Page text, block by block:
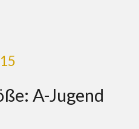
A-Jugend